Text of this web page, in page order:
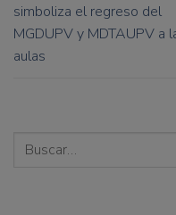
simboliza el regreso del
MGDUPV y MDTAUPV a
aulas